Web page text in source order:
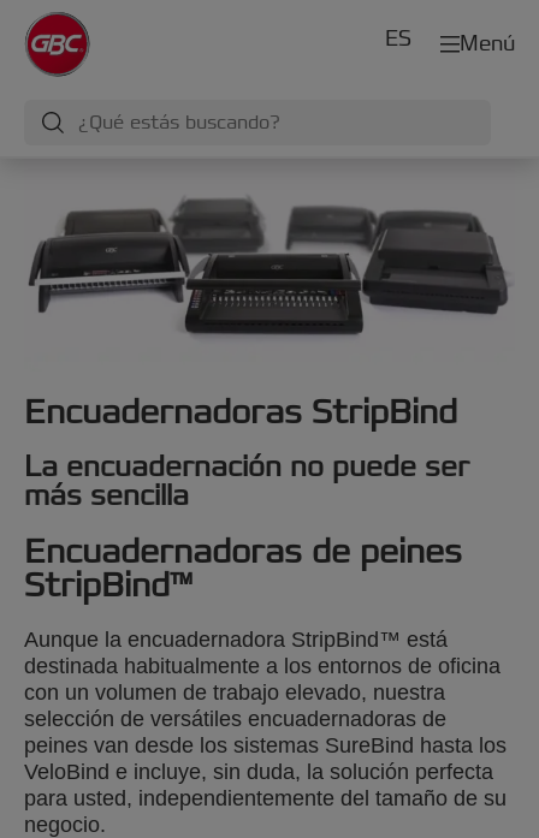
Menú
ES
Encuadernadoras StripBind
La encuadernación no puede ser
más sencilla
Encuadernadoras de peines
StripBind™
Aunque la encuadernadora StripBind™ está
destinada habitualmente a los entornos de oficina
con un volumen de trabajo elevado, nuestra
selección de versátiles encuadernadoras de
peines van desde los sistemas SureBind hasta los
VeloBind e incluye, sin duda, la solución perfecta
para usted, independientemente del tamaño de su
negocio.